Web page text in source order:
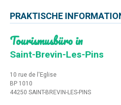
PRAKTISCHE
Tourismusbüro in
Saint-Brevin-Les-Pins
10 rue de l'Eglise
BP 1010
44250 SAINT-BREVIN-LES-PINS